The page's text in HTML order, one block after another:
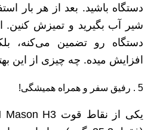
دستگاه باشید. بعد از هر بار
شیر آب بگیرید و تمیزش کنین.
دستگاه رو تضمین
افزایش میده. چه چیزی از این
5 . رفیق سفر و همراه همیشگی!